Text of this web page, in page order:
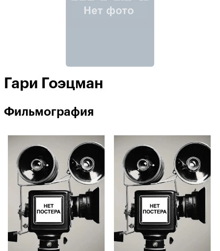
Гари Гоэцман
Фильмография